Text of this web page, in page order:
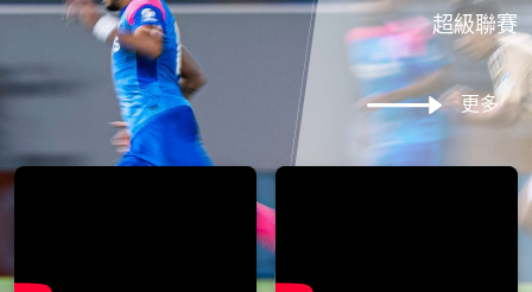
超級聯賽
更多